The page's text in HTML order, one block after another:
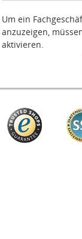
Um ein
anzuzeigen,
aktivieren.